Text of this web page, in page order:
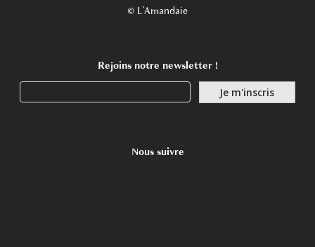
© L'Amandaie
Rejoins notre newsletter !
Nous suivre